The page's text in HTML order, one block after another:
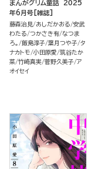
まんがグリム童話 2025
年6月号[雑誌]
藤森治見 あしだかおる 安武
わたる つかさき有 なつま
ろ。
飯島淳子 葉月つや子 タ
ナカトモ 小田原愛 筑谷たか
菜 竹崎真実 菅野久美子 ア
オイセイ